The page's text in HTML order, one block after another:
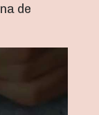
de